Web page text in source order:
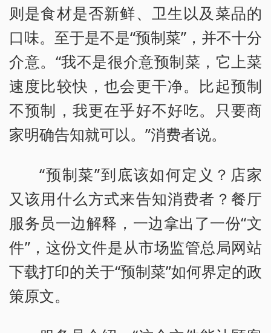
则是食材是否新鲜、卫生以及菜品的
口味。至于是不是“预制菜”，并不十分
介意。“我不是很介意预制菜，它上菜
速度比较快，也会更干净。比起预制
不预制，我更在乎好不好吃。只要商
家明确告知就可以。”消费者说。
“预制菜”到底该如何定义？店家
又该用什么方式来告知消费者？餐厅
服务员一边解释，一边拿出了一份“文
件”，这份文件是从市场监管总局网站
下载打印的关于“预制菜”如何界定的政
策原文。